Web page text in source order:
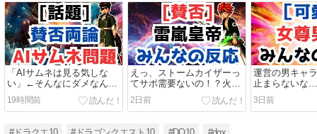
「AIサムネは見る気しな
い」←そんなにダメなん？
『本だし理論』で考えるAI
論争
19時間前
えっ、ストームカイザーっ
てサポ需要ないの！？火力
モリモリでも借りられない
理由
2日前
運営の男キャ
止まらないな
の流れか…。
3日前